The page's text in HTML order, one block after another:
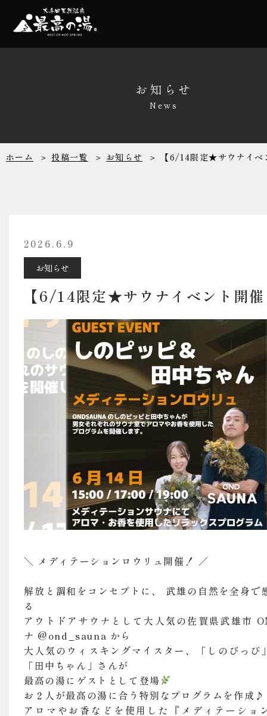
レストラン
宿泊予約はこちら
ホーム 投稿一覧 お知らせ 【6/14限定★サウナイベ
お知らせ
News
2026.6.9
お知らせ
【6/14限定★サウナイベント開
＼ メディテーションロウリュ開催！ ／
解放と調和をコンセプトに、 武雄の自然を全身で
る
アウトドアサウナとして大人気の佐賀県武雄市
ナ @ond_sauna から
大人気のウィスキングマイスター、「しのぴっぴ
「田中ちゃん」さんが
最高の湯にゲストとして登場
お２人が最高の湯に合う特別なプログラムを作成♪
アロマやお香などを使用した『メディテーショ